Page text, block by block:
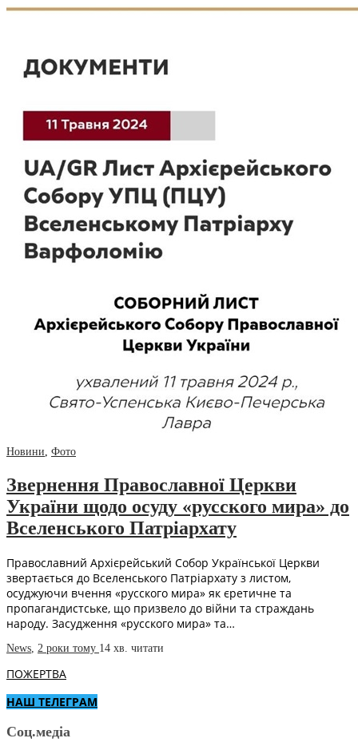
Новини, Фото
Звернення Православної Церкви
України щодо осуду «русского мира» до
Вселенського Патріархату
Православний Архієрейський Собор Української Церкви
звертається до Вселенського Патріархату з листом,
осуджуючи вчення «русского мира» як єретичне та
пропагандистське, що призвело до війни та страждань
народу. Засудження «русского мира» та…
News, 2 роки тому 14 хв. читати
ПОЖЕРТВА
НАШ ТЕЛЕГРАМ
Соц.медіа